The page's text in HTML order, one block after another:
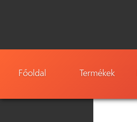
Főoldal Termékek